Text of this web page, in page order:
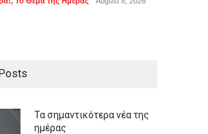
Τα σημαντικότερα νέα της
ημέρας